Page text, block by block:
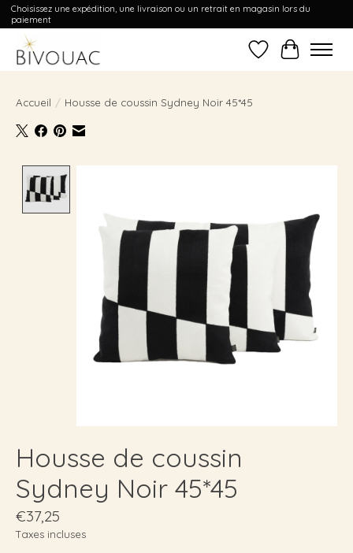
Choisissez une expédition, une livraison ou un retrait en magasin lors du
paiement
Liste dePanier
Accueil / Housse de coussin Sydney Noir 45*45
Housse de coussin
Sydney Noir 45*45
€37,25
Taxes incluses